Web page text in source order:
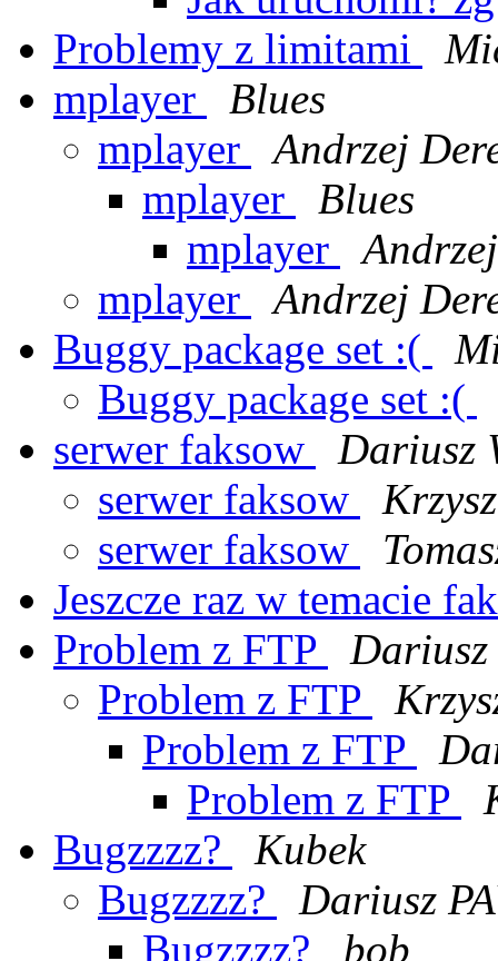
Problemy z limitami
mplayer
Blues
mplayer
Andrzej
mplayer
Blues
mplayer
mplayer
Andrzej
Buggy package set :(
Buggy package set :(
serwer faksow
Dariusz
serwer faksow
serwer faksow
Jeszcze raz w temacie
Problem z FTP
Dariusz
Problem z FTP
Problem z FTP
Problem z FTP
Bugzzzz?
Kubek
Bugzzzz?
Dariusz
Bugzzzz?
bob